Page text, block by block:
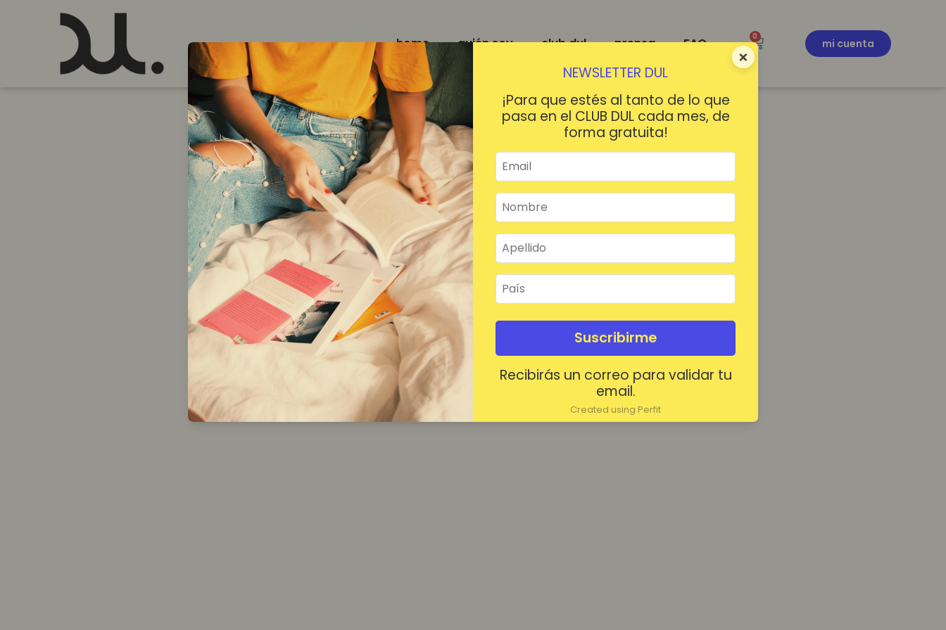
×
NEWSLETTER DUL
¡Para que estés al tanto de lo que
pasa en el CLUB DUL cada mes, de
forma gratuita!
Suscribirme
Recibirás un correo para validar tu
email.
Created using Perfit
home quién soy club dul prensa FAQ 0
mi cuenta
¡HOLA!
Mantenerme conectado ¿Contraseña olvidada?
Acceder